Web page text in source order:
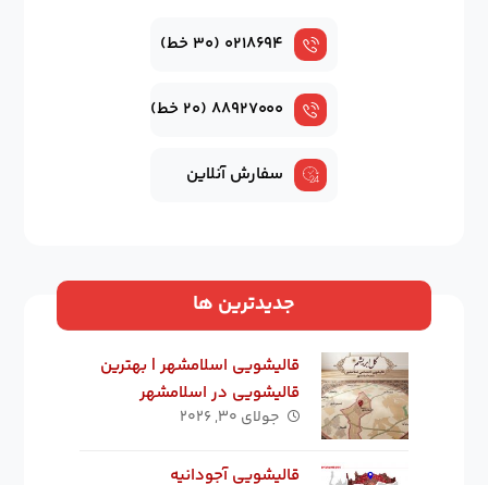
۰۲۱۸۶۹۴ (۳۰ خط)
۸۸۹۲۷۰۰۰ (۲۰ خط)
سفارش آنلاین
جدیدترین ها
قالیشویی اسلامشهر | بهترین
قالیشویی در اسلامشهر
جولای ۳۰, ۲۰۲۶
قالیشویی آجودانیه